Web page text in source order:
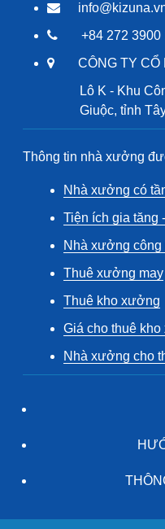
+84 272 3900
CÔNG TY CỔ
Lô K - Khu
Giuộc, tỉnh
Thông tin nhà xưởng
Nhà xưởng có
Tiện ích gia tăng
Nhà xưởng công
Thuê xưởng may
Thuê kho xưởng
Giá cho thuê
Nhà xưởng cho